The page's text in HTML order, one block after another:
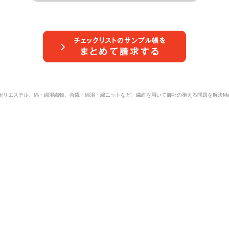
リエステル、綿・綿混織物、合繊・綿混・綿ニットなど、繊維を用いて御社の抱える問題を解決